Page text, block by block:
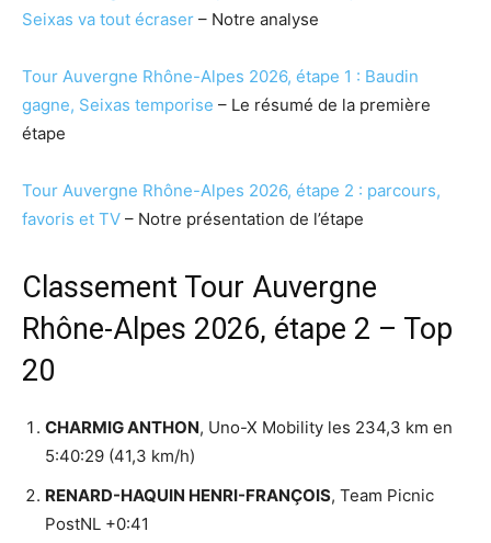
Seixas va tout écraser – Notre analyse
Tour Auvergne Rhône-Alpes 2026, étape 1 : Baudin
gagne, Seixas temporise – Le résumé de la première
étape
Tour Auvergne Rhône-Alpes 2026, étape 2 : parcours,
favoris et TV – Notre présentation de l’étape
Classement Tour Auvergne
Rhône-Alpes 2026, étape 2 – Top
20
CHARMIG ANTHON, Uno-X Mobility les 234,3 km en
5:40:29 (41,3 km/h)
RENARD-HAQUIN HENRI-FRANÇOIS, Team Picnic
PostNL +0:41